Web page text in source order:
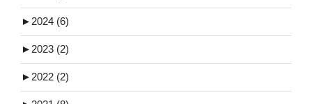
► 2024 (6)
► 2023 (2)
► 2022 (2)